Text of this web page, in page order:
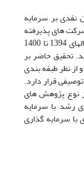
بر سرمایه
های پذیرفته
شده بورس اوراق بهادار تهران می باشد که طی سالهای 1394 تا 1400
120 شرکت می باشد. تحقیق حاضر بر
نظر طبقه بندی
قرار دارد.
نوع پژوهش های
رشد با سرمایه
با سرمایه گذاری